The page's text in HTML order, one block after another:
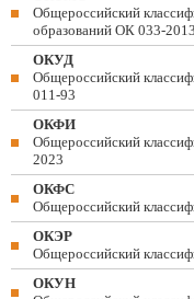
Общероссийский
образований ОК 033-2013
ОКУД
Общероссийский
011-93
ОКФИ
Общероссийский
2023
ОКФС
Общероссийский
ОКЭР
Общероссийский
ОКУН